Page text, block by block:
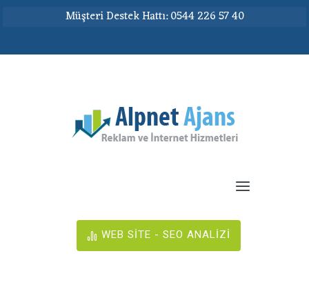
Müşteri Destek Hattı: 0544 226 57 40
WEB SİTE - SEO ANALİZİ